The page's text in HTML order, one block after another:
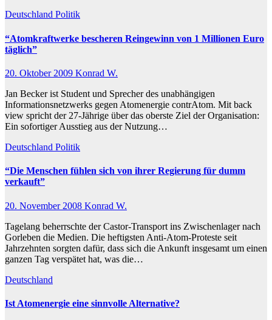
Deutschland Politik
“Atomkraftwerke bescheren Reingewinn von 1 Millionen Euro
täglich”
20. Oktober 2009 Konrad W.
Jan Becker ist Student und Sprecher des unabhängigen
Informationsnetzwerks gegen Atomenergie contrAtom. Mit back
view spricht der 27-Jährige über das oberste Ziel der Organisation:
Ein sofortiger Ausstieg aus der Nutzung…
Deutschland Politik
“Die Menschen fühlen sich von ihrer Regierung für dumm
verkauft”
20. November 2008 Konrad W.
Tagelang beherrschte der Castor-Transport ins Zwischenlager nach
Gorleben die Medien. Die heftigsten Anti-Atom-Proteste seit
Jahrzehnten sorgten dafür, dass sich die Ankunft insgesamt um einen
ganzen Tag verspätet hat, was die…
Deutschland
Ist Atomenergie eine sinnvolle Alternative?